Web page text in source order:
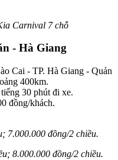
Carnival 7 chỗ
- Hà Giang
Cai - TP. Hà Giang - Quản
400km.
30 phút đi xe.
đồng/khách.
7.000.000 đồng/2 chiều.
8.000.000 đồng/2 chiều.